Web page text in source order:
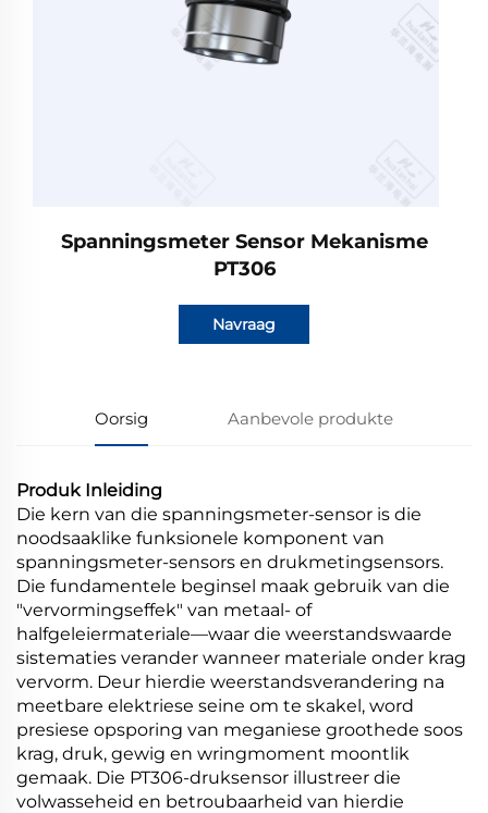
Spanningsmeter Sensor Mekanisme
PT306
Navraag
Oorsig Aanbevole produkte
Produk Inleiding
Die kern van die spanningsmeter-sensor is die
noodsaaklike funksionele komponent van
spanningsmeter-sensors en drukmetingsensors.
Die fundamentele beginsel maak gebruik van die
"vervormingseffek" van metaal- of
halfgeleiermateriale—waar die weerstandswaarde
sistematies verander wanneer materiale onder krag
vervorm. Deur hierdie weerstandsverandering na
meetbare elektriese seine om te skakel, word
presiese opsporing van meganiese groothede soos
krag, druk, gewig en wringmoment moontlik
gemaak. Die PT306-druksensor illustreer die
volwasseheid en betroubaarheid van hierdie